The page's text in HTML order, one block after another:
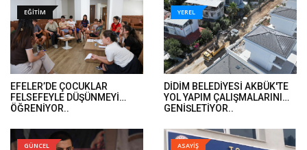
EĞİTİM
EFELER’DE ÇOCUKLAR
FELSEFEYLE DÜŞÜNMEYİ
ÖĞRENİYOR..
YEREL
DİDİM BELEDİYESİ AKBÜK'TE
YOL YAPIM ÇALIŞMALARINI
GENİŞLETİYOR..
GÜNCEL ASAYİŞ